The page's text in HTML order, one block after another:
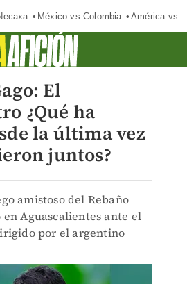
México vs Colombia América vs
El
¿Qué ha
la última vez
juntos?
amistoso del Rebaño
en Aguascalientes ante el
por el argentino